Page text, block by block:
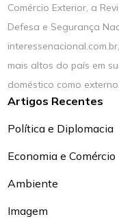
Comércio Exterior, a
Defesa e Segurança
mais altos do país em
doméstico como externo.
Artigos Recentes
Política e Diplomacia
Economia e Comércio
Ambiente
Imagem